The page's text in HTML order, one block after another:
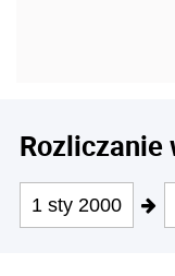
Rozliczanie
1 sty 2000